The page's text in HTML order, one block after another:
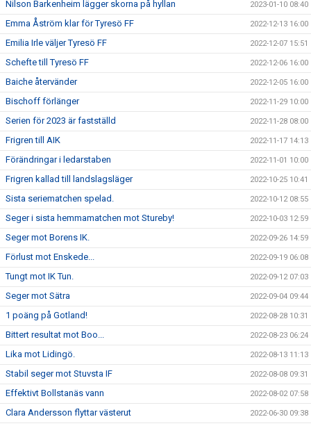
Nilson Barkenheim lägger skorna på hyllan 2023-01-10 08:40
Emma Åström klar för Tyresö FF 2022-12-13 16:00
Emilia Irle väljer Tyresö FF 2022-12-07 15:51
Schefte till Tyresö FF 2022-12-06 16:00
Baiche återvänder 2022-12-05 16:00
Bischoff förlänger 2022-11-29 10:00
Serien för 2023 är fastställd 2022-11-28 08:00
Frigren till AIK 2022-11-17 14:13
Förändringar i ledarstaben 2022-11-01 10:00
Frigren kallad till landslagsläger 2022-10-25 10:41
Sista seriematchen spelad. 2022-10-12 08:55
Seger i sista hemmamatchen mot Stureby! 2022-10-03 12:59
Seger mot Borens IK. 2022-09-26 14:59
Förlust mot Enskede... 2022-09-19 06:08
Tungt mot IK Tun. 2022-09-12 07:03
Seger mot Sätra 2022-09-04 09:44
1 poäng på Gotland! 2022-08-28 10:31
Bittert resultat mot Boo... 2022-08-23 06:24
Lika mot Lidingö. 2022-08-13 11:13
Stabil seger mot Stuvsta IF 2022-08-08 09:31
Effektivt Bollstanäs vann 2022-08-02 07:58
Clara Andersson flyttar västerut 2022-06-30 09:38